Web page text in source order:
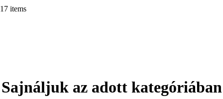
17 items
Sajnáljuk az adott kategóriában